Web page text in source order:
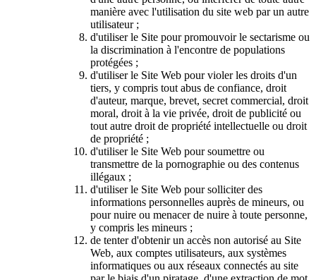
manière avec l'utilisation du site web par un autre
utilisateur ;
d'utiliser le Site pour promouvoir le sectarisme ou
la discrimination à l'encontre de populations
protégées ;
d'utiliser le Site Web pour violer les droits d'un
tiers, y compris tout abus de confiance, droit
d'auteur, marque, brevet, secret commercial, droit
moral, droit à la vie privée, droit de publicité ou
tout autre droit de propriété intellectuelle ou droit
de propriété ;
d'utiliser le Site Web pour soumettre ou
transmettre de la pornographie ou des contenus
illégaux ;
d'utiliser le Site Web pour solliciter des
informations personnelles auprès de mineurs, ou
pour nuire ou menacer de nuire à toute personne,
y compris les mineurs ;
de tenter d'obtenir un accès non autorisé au Site
Web, aux comptes utilisateurs, aux systèmes
informatiques ou aux réseaux connectés au site